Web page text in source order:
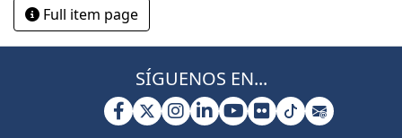
Full item page
SÍGUENOS EN...